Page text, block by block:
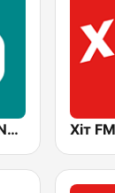
Наше Радио (Nashe Radio) 107.9